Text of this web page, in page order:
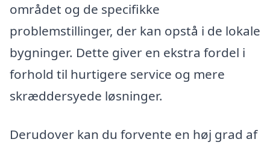
området og de specifikke
problemstillinger, der kan opstå i de lokale
bygninger. Dette giver en ekstra fordel i
forhold til hurtigere service og mere
skræddersyede løsninger.
Derudover kan du forvente en høj grad af